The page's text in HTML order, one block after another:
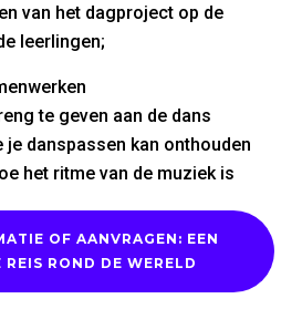
van het dagproject op de
leerlingen;
te geven aan de dans
je danspassen kan onthouden
het ritme van de muziek is
OF AANVRAGEN: EEN
REIS ROND DE WERELD